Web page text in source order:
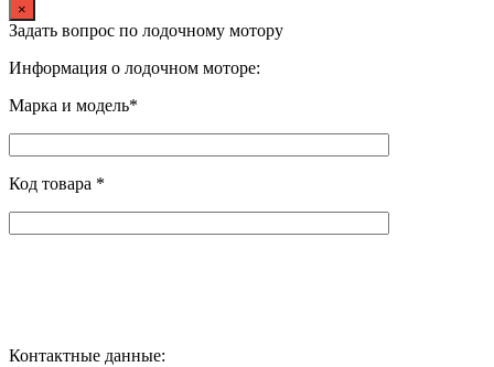
×
Задать вопрос по лодочному мотору
Информация о лодочном моторе:
Марка и модель*
Код товара *
Контактные данные: